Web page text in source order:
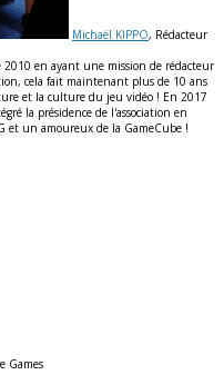
Michaël KIPPO, Rédacteur
en ayant une mission de rédacteur
cela fait maintenant plus de 10 ans
et la culture du jeu vidéo ! En 2017
la présidence de l'association en
et un amoureux de la GameCube !
Games